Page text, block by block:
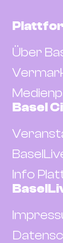
Über
Basel
Info